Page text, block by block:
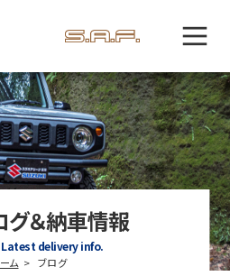
グ＆納車情報
delivery info.
ム ブログ